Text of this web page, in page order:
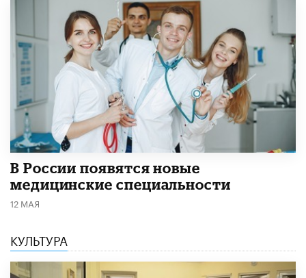
В России появятся новые
медицинские специальности
12 МАЯ
КУЛЬТУРА